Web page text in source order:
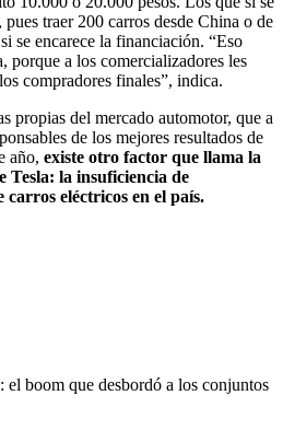
traer 200 carros desde China o de
se encarece la financiación. “Eso
porque a los comercializadores les
compradores finales”, indica.
propias del mercado automotor, que a
de los mejores resultados de
año, existe otro factor que llama la
Tesla: la insuficiencia de
eléctricos en el país.
el boom que desbordó a los conjuntos